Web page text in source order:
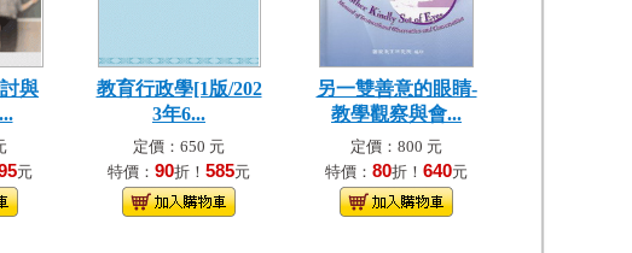
與
元
教育行政學[1版/202
3年6...
定價：650 元
特價： 90折！ 585元
另一雙善意的眼睛-
教學觀察與會...
定價：800 元
特價： 80折！ 640元